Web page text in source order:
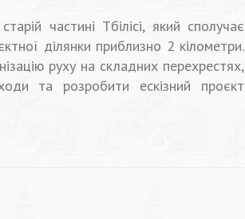
частині Тбілісі, який сполучає
ділянки приблизно 2 кілометри.
руху на складних перехрестях,
та розробити ескізний проєкт